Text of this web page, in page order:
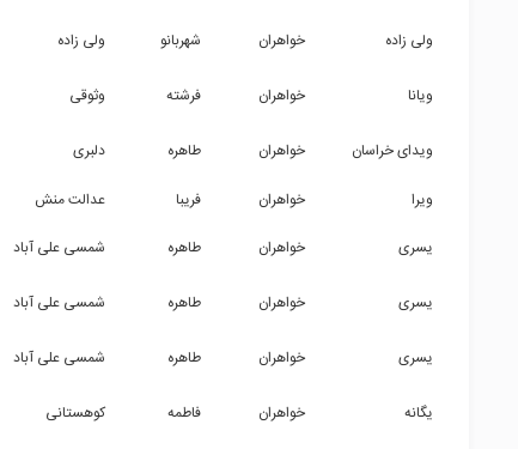
ولی زاده خواهران شهربانو ولی زاده
ویانا خواهران فرشته وثوقی
ویدای خراسان خواهران طاهره دلبری
ویرا خواهران فریبا عدالت منش
یسری
خواهران طاهره شمسی علی آباد
یسری خواهران طاهره شمسی علی آباد
یسری خواهران طاهره شمسی علی آباد
یگانه خواهران فاطمه کوهستانی